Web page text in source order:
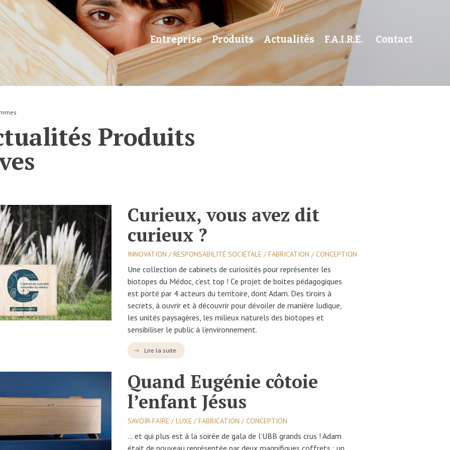
Entreprise Produits Actualités F.A.I.R.E. Contact
Produits
Curieux, vous avez dit
curieux ?
INNOVATION / RESPONSABILITÉ SOCIÉTALE / FABRICATION / CONCEPTION
Une collection de cabinets de curiosités pour représenter les
biotopes du Médoc, c’est top ! Ce projet de boites pédagogiques
est porté par 4 acteurs du territoire, dont Adam. Des tiroirs à
secrets, à ouvrir et à découvrir pour dévoiler de manière ludique,
les unités paysagères, les milieux naturels des biotopes et
sensibiliser le public à l’environnement.
Lire la suite
Quand Eugénie côtoie
l’enfant Jésus
SAVOIR-FAIRE / LUXE / FABRICATION / CONCEPTION
… et qui plus est à la soirée de gala de l’UBB grands crus ! Adam
était de nouveau représentée par deux magnifiques coffrets : un